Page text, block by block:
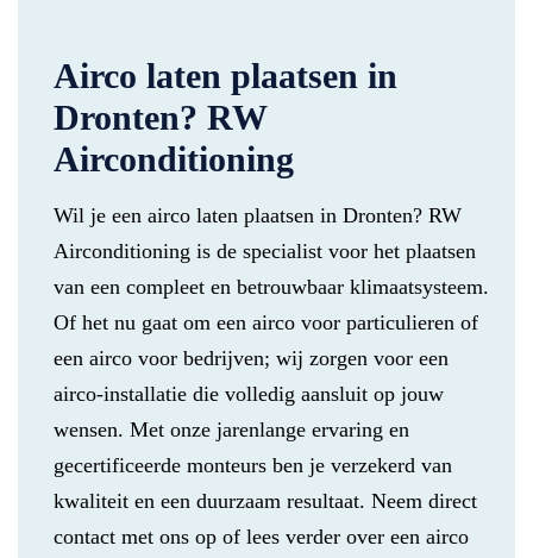
Airco laten plaatsen in
Dronten? RW
Airconditioning
Wil je een airco laten plaatsen in Dronten? RW
Airconditioning is de specialist voor het plaatsen
van een compleet en betrouwbaar klimaatsysteem.
Of het nu gaat om een airco voor particulieren of
een airco voor bedrijven; wij zorgen voor een
airco-installatie die volledig aansluit op jouw
wensen. Met onze jarenlange ervaring en
gecertificeerde monteurs ben je verzekerd van
kwaliteit en een duurzaam resultaat. Neem direct
contact met ons op of lees verder over een airco